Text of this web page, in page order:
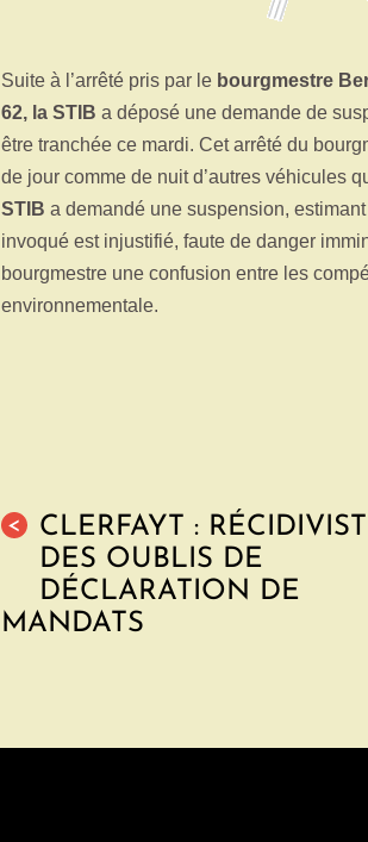
Suite à l’arrêté pris par le bourgmestre
62, la STIB a déposé une demande de
être tranchée ce mardi. Cet arrêté du
de jour comme de nuit d’autres véhicules
STIB a demandé une suspension,
invoqué est injustifié, faute de danger
bourgmestre une confusion entre les
environnementale.
<
CLERFAYT :
DES OUBLIS DE
DÉCLARATION DE
MANDATS